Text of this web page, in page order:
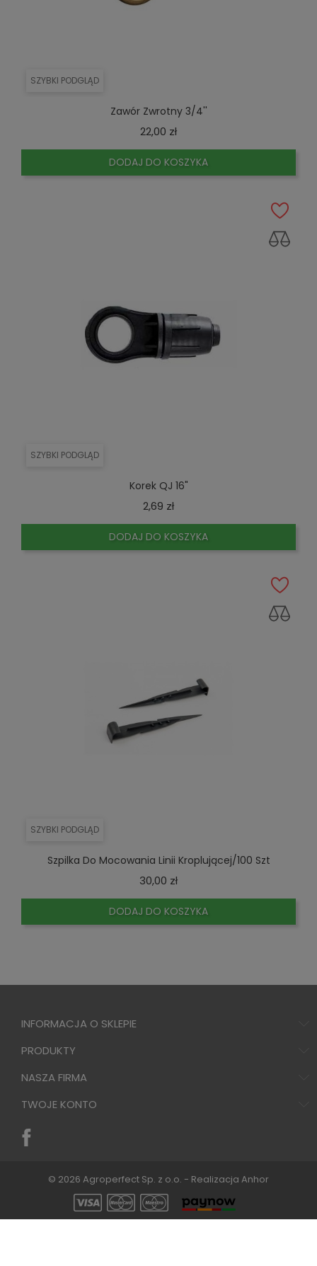
SZYBKI PODGLĄD
Zawór Zwrotny 3/4''
22,00 złCena
DODAJ DO KOSZYKA
SZYBKI PODGLĄD
Korek QJ 16"
2,69 złCena
DODAJ DO KOSZYKA
SZYBKI PODGLĄD
Szpilka Do Mocowania Linii Kroplującej/100 Szt
30,00 złCena
DODAJ DO KOSZYKA
INFORMACJA O SKLEPIE
PRODUKTY
NASZA FIRMA
TWOJE KONTO
© 2026 Agroperfect Sp. z o.o. - Realizacja Anhor